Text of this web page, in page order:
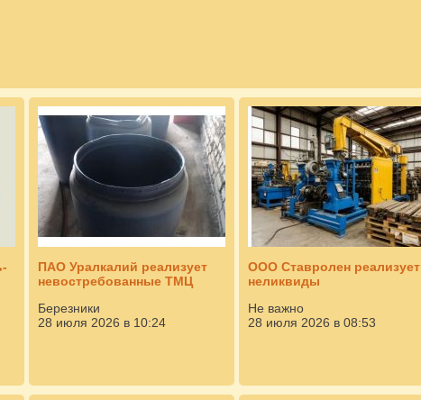
ПАО Уралкалий реализует
невостребованные ТМЦ
Березники
28 июля 2026 в 10:24
ООО Ставролен реализует
неликвиды
Не важно
28 июля 2026 в 08:53